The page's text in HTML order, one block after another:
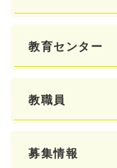
教育センター
教職員
募集情報